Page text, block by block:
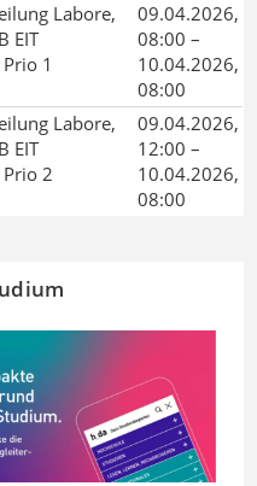
Labore,
EIT
1
09.04.2026,
08:00 –
10.04.2026,
08:00
Labore,
EIT
2
09.04.2026,
12:00 –
10.04.2026,
08:00